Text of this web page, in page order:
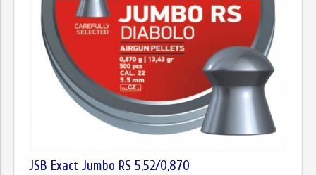
JSB Exact Jumbo RS 5,52/0,870